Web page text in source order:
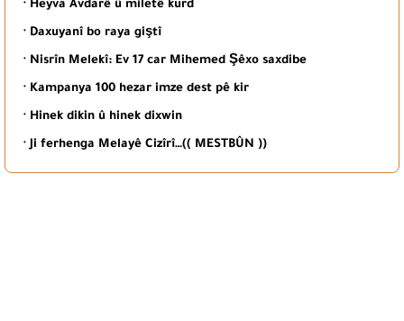
· Heyva Avdarê û miletê kurd
· Daxuyanî bo raya giştî
· Nisrîn Melekî: Ev 17 car Mihemed Şêxo saxdibe
· Kampanya 100 hezar imze dest pê kir
· Hinek dikin û hinek dixwin
· Ji ferhenga Melayê Cizîrî…(( MESTBÛN ))